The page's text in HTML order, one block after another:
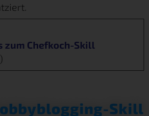
zum Chefkoch-Skill
Skill